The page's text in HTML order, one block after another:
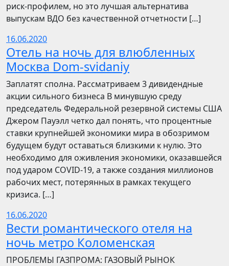
риск-профилем, но это лучшая альтернатива
выпускам ВДО без качественной отчетности […]
16.06.2020
Отель на ночь для влюбленных
Москва Dom-svidaniy
Заплатят сполна. Рассматриваем 3 дивидендные
акции сильного бизнеса В минувшую среду
председатель Федеральной резервной системы США
Джером Пауэлл четко дал понять, что процентные
ставки крупнейшей экономики мира в обозримом
будущем будут оставаться близкими к нулю. Это
необходимо для оживления экономики, оказавшейся
под ударом COVID-19, а также создания миллионов
рабочих мест, потерянных в рамках текущего
кризиса. […]
16.06.2020
Вести романтического отеля на
ночь метро Коломенская
ПРОБЛЕМЫ ГАЗПРОМА: ГАЗОВЫЙ РЫНОК